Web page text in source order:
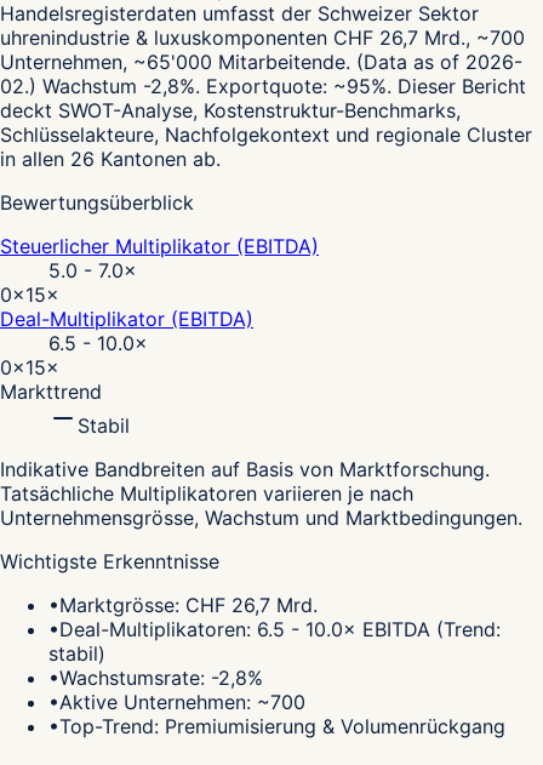
Handelsregisterdaten umfasst der Schweizer Sektor
uhrenindustrie & luxuskomponenten CHF 26,7 Mrd., ~700
Unternehmen, ~65'000 Mitarbeitende. (Data as of 2026-
02.) Wachstum -2,8%. Exportquote: ~95%. Dieser Bericht
deckt SWOT-Analyse, Kostenstruktur-Benchmarks,
Schlüsselakteure, Nachfolgekontext und regionale Cluster
in allen 26 Kantonen ab.
Bewertungsüberblick
Steuerlicher Multiplikator (EBITDA)
5.0 - 7.0×
0×15×
Deal-Multiplikator (EBITDA)
6.5 - 10.0×
0×15×
Markttrend
Stabil
Indikative Bandbreiten auf Basis von Marktforschung.
Tatsächliche Multiplikatoren variieren je nach
Unternehmensgrösse, Wachstum und Marktbedingungen.
Wichtigste Erkenntnisse
•Marktgrösse: CHF 26,7 Mrd.
•Deal-Multiplikatoren: 6.5 - 10.0× EBITDA (Trend:
stabil)
•Wachstumsrate: -2,8%
•Aktive Unternehmen: ~700
•Top-Trend: Premiumisierung & Volumenrückgang